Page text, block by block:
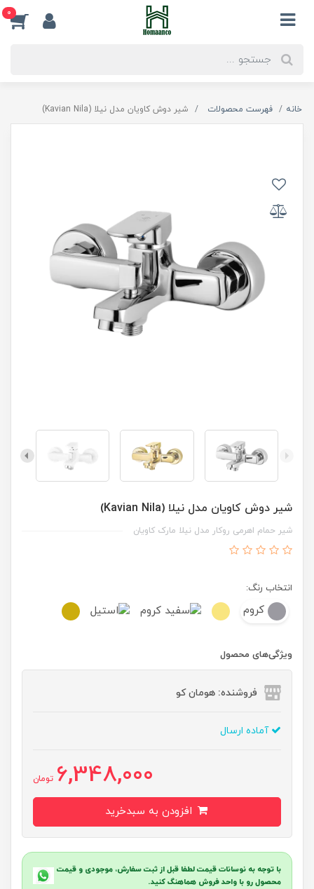
0
خانه فهرست محصولات شیر دوش کاویان مدل نیلا (Kavian Nila)
شیر دوش کاویان مدل نیلا (Kavian Nila)
شیر حمام اهرمی روکار مدل نیلا مارک کاویان
انتخاب رنگ:
کروم
ویژگی‌های محصول
فروشنده: هومان کو
آماده ارسال
6,348,000 تومان
با توجه به نوسانات قیمت لطفا قبل از ثبت سفارش، موجودی و قیمت
محصول رو با واحد فروش هماهنگ کنید.